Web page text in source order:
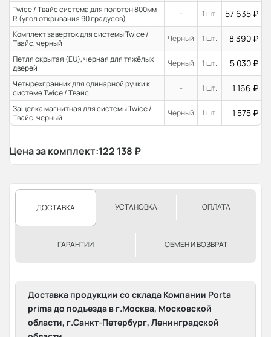
Twice / Твайс система для полотен 800мм
R (угол открывания 90 градусов)
- 1 шт. 57 635 ₽
Комплект заверток для системы Twice /
Твайс, черный
Черный 1 шт. 8 390 ₽
Петля скрытая (EU), черная для тяжёлых
дверей
Черный 1 шт. 5 030 ₽
Четырехгранник для одинарной ручки к
системе Twice / Твайс
- 1 шт. 1 166 ₽
Защелка магнитная для системы Twice /
Твайс, черный
Черный 1 шт. 1 575 ₽
Цена за комплект:122 138 ₽
ДОСТАВКА УСТАНОВКА ОПЛАТА
ГАРАНТИИ ОБМЕН И ВОЗВРАТ
Доставка продукции со склада Компании Porta
prima до подъезда в г.Москва, Московской
области, г.Санкт-Петербург, Ленинградской